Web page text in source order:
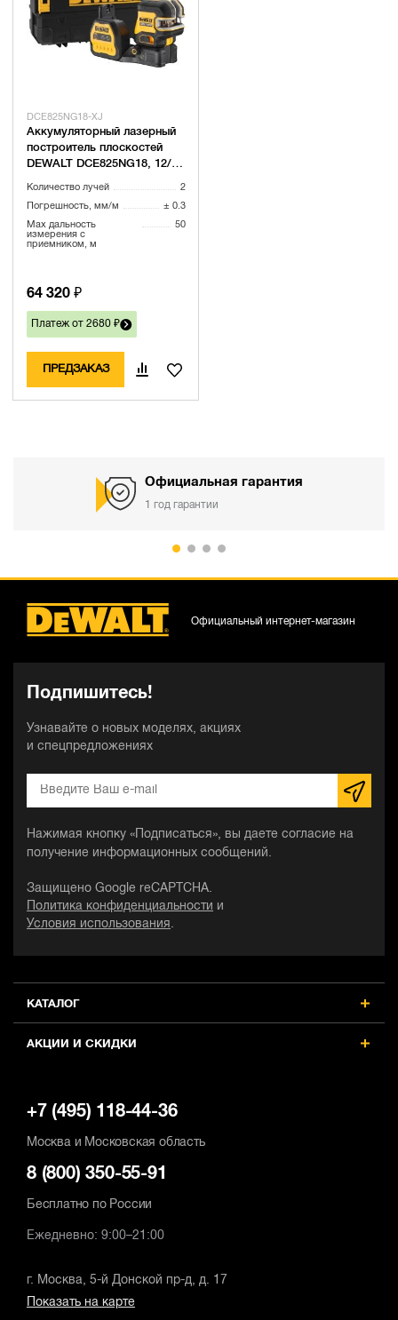
DCE825NG18-XJ
Аккумуляторный лазерный
построитель плоскостей
DEWALT DCE825NG18, 12/18
Количество лучей 2
Погрешность, мм/м ± 0.3
Max дальность
измерения с
приемником, м
50
64 320 ₽
Платеж от 2680 ₽
ПРЕДЗАКАЗ
Официальная гарантия
1 год гарантии
КАТАЛОГ
АКЦИИ И СКИДКИ
Подпишитесь!
Узнавайте о новых моделях, акциях
и спецпредложениях
Нажимая кнопку «Подписаться», вы даете согласие на
получение информационных сообщений.
Защищено Google reCAPTCHA.
Политика конфиденциальности и
Условия использования
Официальный интернет-магазин
+7 (495) 118-44-36
Москва и Московская область
8 (800) 350-55-91
Бесплатно по России
Ежедневно: 9:00–21:00
г. Москва, 5-й Донской пр-д, д. 17
Показать на карте